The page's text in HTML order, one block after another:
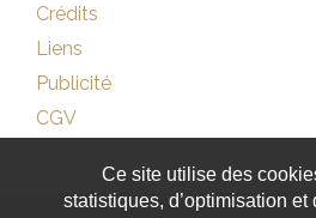
Crédits
Liens
Publicité
CGV
Ce site utilise des
statistiques, d’optimisation